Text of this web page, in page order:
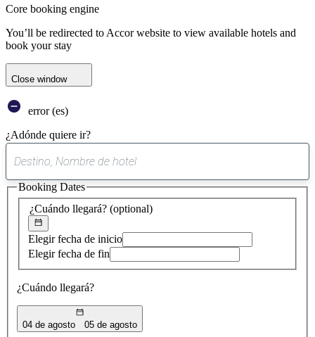
Core booking engine
You’ll be redirected to Accor website to view available hotels and
book your stay
Close window
error (es)
¿Adónde quiere ir?
sugerencia
encontrada
¿Cuándo llegará? (optional)
Elegir fecha de inicio
Elegir fecha de fin
¿Cuándo llegará?
04 de agosto 05 de agosto
Booking Dates